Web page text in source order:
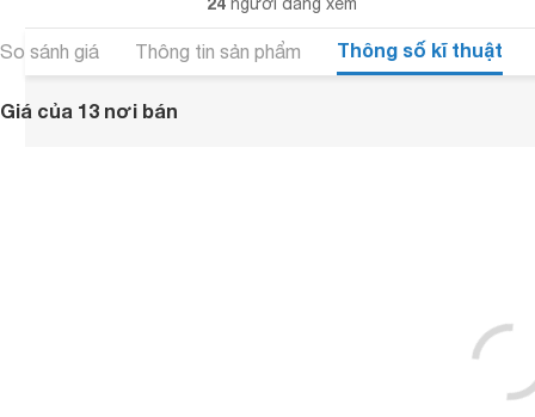
So sánh giá Thông tin sản phẩm Thông số kĩ thuật
Giá của 13 nơi bán